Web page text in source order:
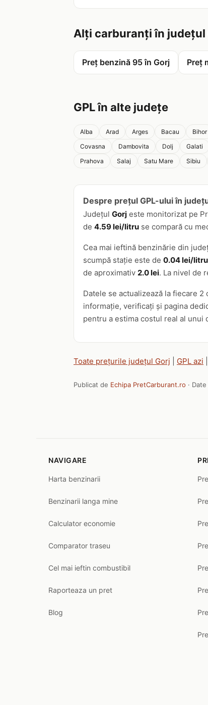
Alți carburanți în județul
Preț benzină 95 în Gorj Preț
GPL în alte județe
Alba Arad Arges Bacau Bihor
Covasna
Dambovita Dolj Galati
Prahova
Salaj Satu Mare Sibiu
Despre prețul GPL-ului în
Județul Gorj este monitorizat pe
de 4.59 lei/litru se compară cu
Cea mai ieftină benzinărie din
scumpă stație este de 0.04 lei/litru
de aproximativ 2.0 lei. La nivel de
Datele se actualizează la fiecare
informație, verificați și pagina
pentru a estima costul real al unui
Toate prețurile județul Gorj GPL azi
Publicat de Echipa PretCarburant.ro ·
NAVIGARE
Harta benzinarii
Benzinarii langa mine
Calculator economie
Comparator traseu
Cel mai ieftin combustibil
Raporteaza un pret
Blog